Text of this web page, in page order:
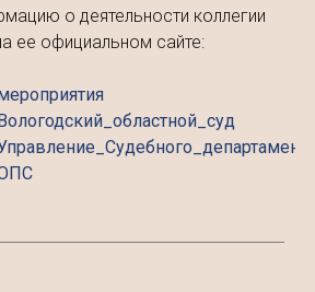
о деятельности коллегии
ее официальном сайте: